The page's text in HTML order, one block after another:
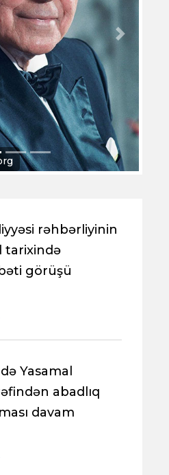
Next
rəhbərliyinin
tarixində
görüşü
Yasamal
abadlıq
davam